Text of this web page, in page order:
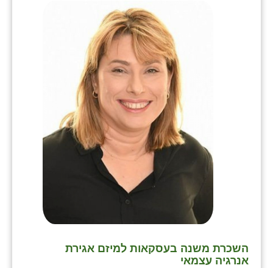
השכרת משנה בעסקאות למיזם אגירת
אנרגיה עצמאי